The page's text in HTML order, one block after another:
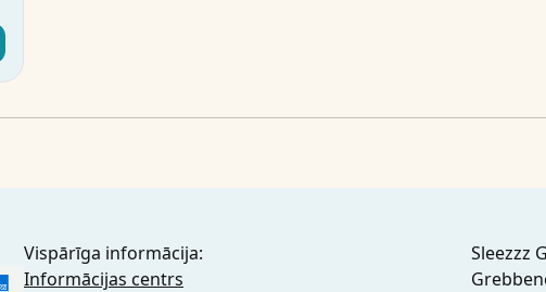
Vispārīga informācija:
Informācijas centrs
Sleezzz